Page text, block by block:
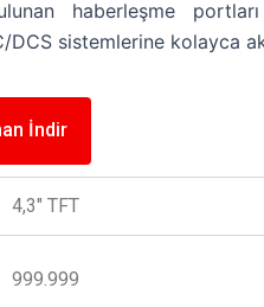
haberleşme
DCS sistemlerine kolayca
İndir
4,3″ TFT
999.999